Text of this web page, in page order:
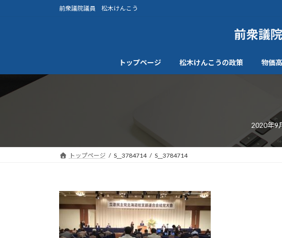
前衆議院議員 松木けんこう
前衆議
トップページ 松木けんこうの政策 物価
2020年9
トップページ S__3784714 S__3784714